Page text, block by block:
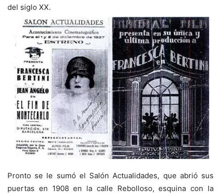
del siglo XX.
Pronto se le sumó el Salón Actualidades, que abrió sus
puertas en 1908 en la calle Rebolloso, esquina con la